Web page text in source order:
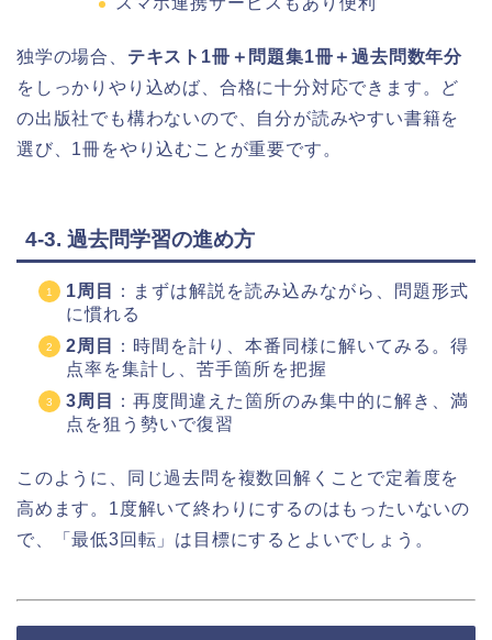
独学の場合、 テキスト1冊＋問題集1冊＋過去問数年分
をしっかりやり込めば、合格に十分対応できます。ど
の出版社でも構わないので、自分が読みやすい書籍を
選び、1冊をやり込むことが重要です。
4-3. 過去問学習の進め方
1周目
：まずは解説を読み込みながら、問題形式
に慣れる
2周目
：時間を計り、本番同様に解いてみる。得
点率を集計し、苦手箇所を把握
3周目
：再度間違えた箇所のみ集中的に解き、満
点を狙う勢いで復習
このように、同じ過去問を複数回解くことで定着度を
高めます。1度解いて終わりにするのはもったいないの
で、「最低3回転」は目標にするとよいでしょう。